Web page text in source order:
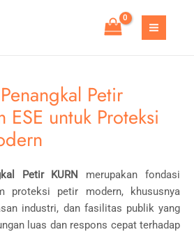
MAIN
Petir
ESE untuk Proteksi
Petir KURN merupakan fondasi
proteksi petir modern, khususnya
industri, dan fasilitas publik yang
luas dan respons cepat terhadap